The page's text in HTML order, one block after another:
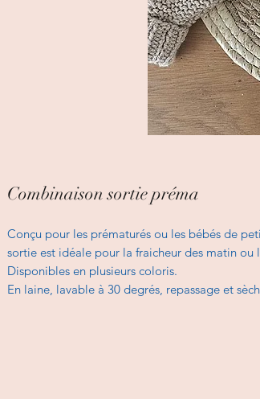
Combinaison sortie préma
Conçu pour les prématurés ou les bébés de
sortie est idéale pour la fraicheur des matin ou
Disponibles en plusieurs coloris.
En laine, lavable à 30 degrés, repassage et